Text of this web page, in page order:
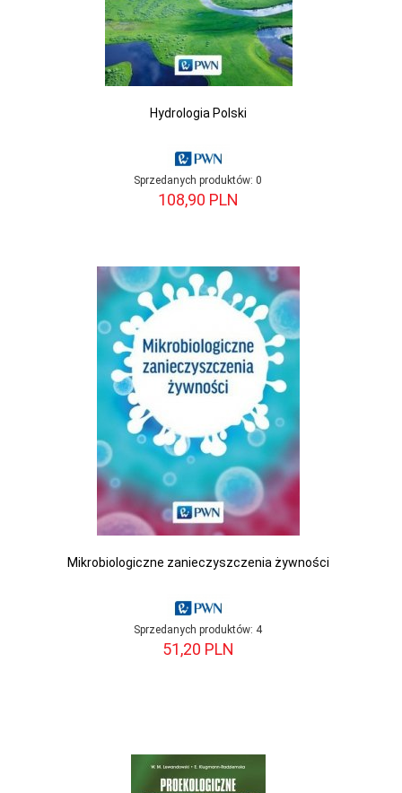
Hydrologia Polski
Sprzedanych produktów: 0
108,90 PLN
Mikrobiologiczne zanieczyszczenia żywności
Sprzedanych produktów: 4
51,20 PLN